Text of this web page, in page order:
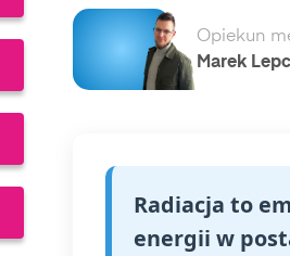
Opiekun
Marek
Radiacja to
energii w